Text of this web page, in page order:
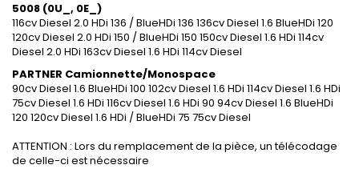
5008 (0U_, 0E_)
116cv Diesel 2.0 HDi 136 / BlueHDi 136 136cv Diesel 1.6 BlueHDi 120
120cv Diesel 2.0 HDi 150 / BlueHDi 150 150cv Diesel 1.6 HDi 114cv
Diesel 2.0 HDi 163cv Diesel 1.6 HDi 114cv Diesel
PARTNER Camionnette/Monospace
90cv Diesel 1.6 BlueHDi 100 102cv Diesel 1.6 HDi 114cv Diesel 1.6 HDi
75cv Diesel 1.6 HDi 116cv Diesel 1.6 HDi 90 94cv Diesel 1.6 BlueHDi
120 120cv Diesel 1.6 HDi / BlueHDi 75 75cv Diesel
ATTENTION : Lors du remplacement de la pièce, un télécodage
de celle-ci est nécessaire